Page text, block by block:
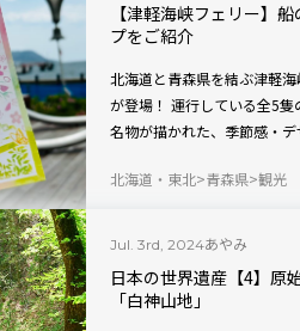
【津軽海峡フェリー】
プをご紹介
北海道と青森県を結ぶ津軽
が登場！ 運行している全5
名物が描かれた、季節感・
北海道・東北 青森県 観光
Jul. 3rd, 2024あやみ
日本の世界遺産【4】原
「白神山地」